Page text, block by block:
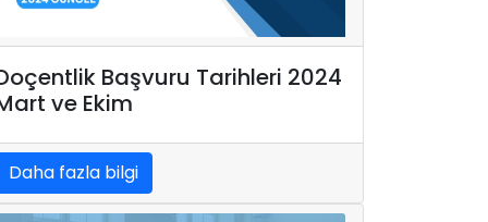
Başvuru Tarihleri 2024
ve Ekim
Daha fazla bilgi